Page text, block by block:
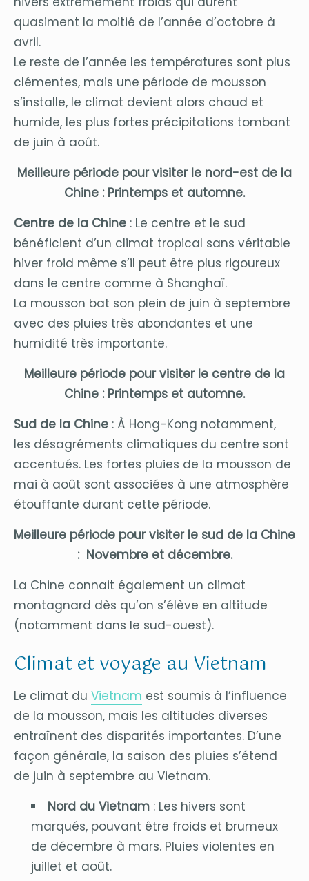
quasiment la moitié de l’année d’octobre à
avril.
Le reste de l’année les températures sont plus
clémentes, mais une période de mousson
s’installe, le climat devient alors chaud et
humide, les plus fortes précipitations tombant
de juin à août.
Meilleure période pour visiter le nord-est de la
Chine : Printemps et automne.
Centre de la Chine : Le centre et le sud
bénéficient d’un climat tropical sans véritable
hiver froid même s’il peut être plus rigoureux
dans le centre comme à Shanghaï.
La mousson bat son plein de juin à septembre
avec des pluies très abondantes et une
humidité très importante.
Meilleure période pour visiter le centre de la
Chine : Printemps et automne.
Sud de la Chine : À Hong-Kong notamment,
les désagréments climatiques du centre sont
accentués. Les fortes pluies de la mousson de
mai à août sont associées à une atmosphère
étouffante durant cette période.
Meilleure période pour visiter le sud de la Chine
: Novembre et décembre.
La Chine connait également un climat
montagnard dès qu’on s’élève en altitude
(notamment dans le sud-ouest).
Climat et voyage au Vietnam
Le climat du Vietnam est soumis à l’influence
de la mousson, mais les altitudes diverses
entraînent des disparités importantes. D’une
façon générale, la saison des pluies s’étend
de juin à septembre au Vietnam.
Nord du Vietnam : Les hivers sont
marqués, pouvant être froids et brumeux
de décembre à mars. Pluies violentes en
juillet et août.